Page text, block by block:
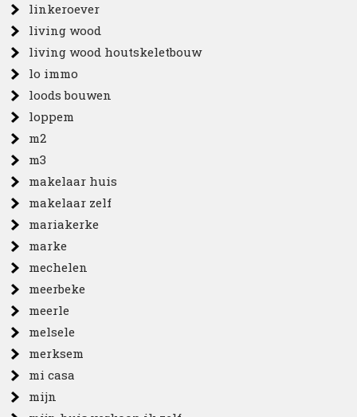
linkeroever
living wood
living wood houtskeletbouw
lo immo
loods bouwen
loppem
m2
m3
makelaar huis
makelaar zelf
mariakerke
marke
mechelen
meerbeke
meerle
melsele
merksem
mi casa
mijn